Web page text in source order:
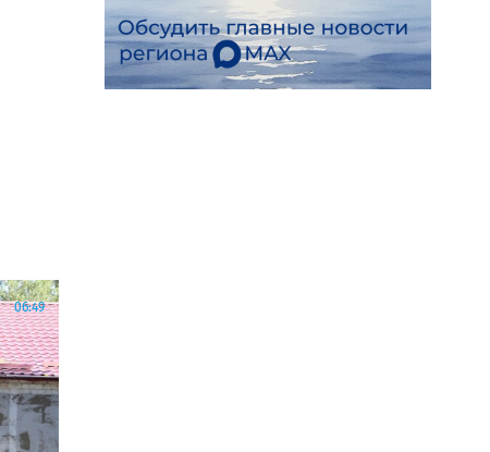
06:49